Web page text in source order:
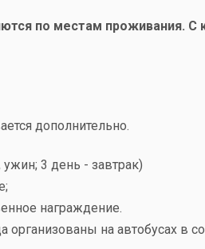
по местам проживания. С
дополнительно.
3 день - завтрак)
награждение.
на автобусах в